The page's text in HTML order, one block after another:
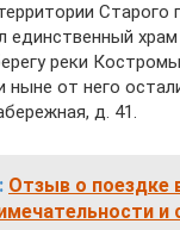
Старого
единственный храм
реки
ныне от него
д. 41.
Отзыв о поездке
и